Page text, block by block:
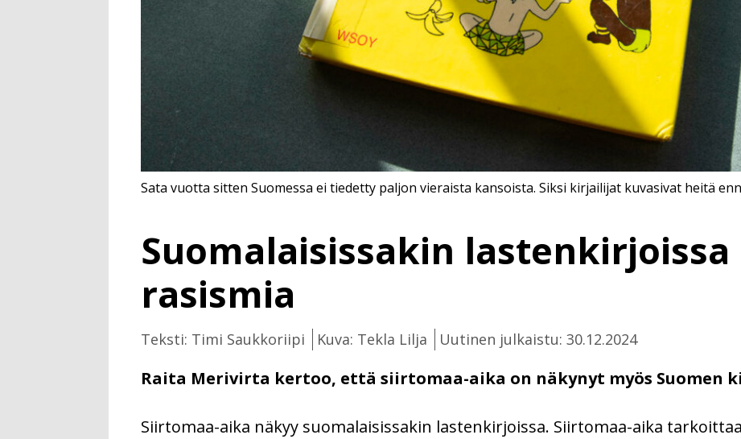
Suomalaisissakin
rasismia
Teksti: Timi Saukkoriipi Kuva: Tekla Lilja Uutinen julkaistu: 30.12.2024
Raita Merivirta kertoo, että siirtomaa-aika on näkynyt myös Suomen
Sata vuotta sitten Suomessa ei tiedetty paljon vieraista kansoista. Siksi kirjailijat kuvasivat heitä
Siirtomaa-aika näkyy suomalaisissakin lastenkirjoissa. Siirtomaa-aika